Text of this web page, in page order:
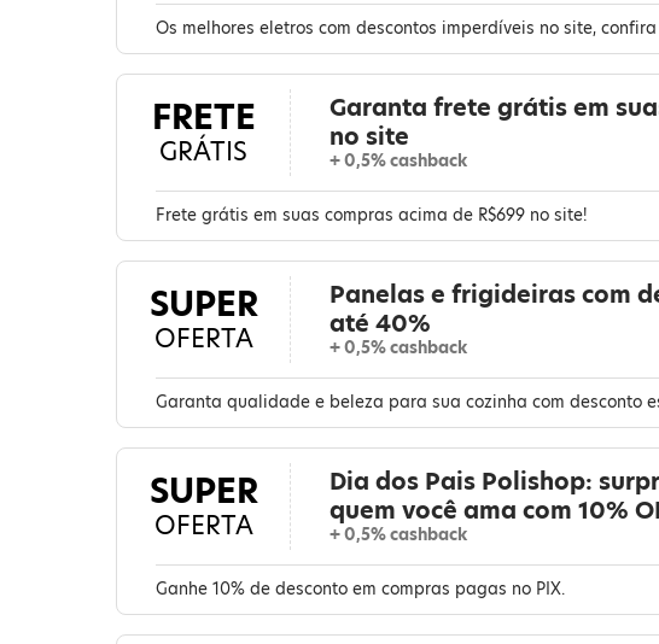
Os melhores eletros com descontos imperdíveis no site,
FRETE
GRÁTIS
Garanta frete grátis em
no site
+ 0,5% cashback
Frete grátis em suas compras acima de R$699 no site!
SUPER
OFERTA
Panelas e frigideiras com
até 40%
+ 0,5% cashback
Garanta qualidade e beleza para sua cozinha com desconto
SUPER
OFERTA
Dia dos Pais Polishop:
quem você ama com 10%
+ 0,5% cashback
Ganhe 10% de desconto em compras pagas no PIX.